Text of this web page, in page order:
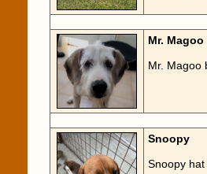
Mr. Magoo
Mr. Magoo
Snoopy
Snoopy